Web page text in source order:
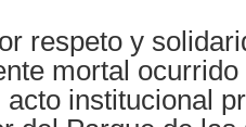
respeto y
mortal
institucional